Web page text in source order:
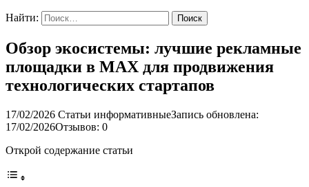
Найти:
Обзор экосистемы: лучшие рекламные
площадки в MAX для продвижения
технологических стартапов
17/02/2026 Статьи информативныеЗапись обновлена:
17/02/2026Отзывов: 0
Открой содержание статьи